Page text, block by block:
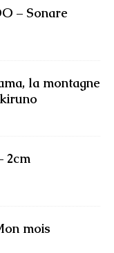
– Sonare
la montagne
2cm
mois